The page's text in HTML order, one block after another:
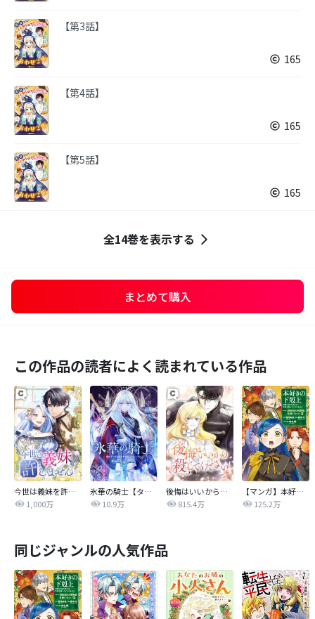
【第3話】
165
【第4話】
165
【第5話】
165
全14巻を表示する
まとめて購入
この作品の読者によく読まれている作品
今世は義妹を許しません
1,000万
氷華の騎士【タテヨミ】
10.9万
後悔はいいから殺してください
815.4万
【マンガ】本好きの下剋上 第四部
125.2万
同じジャンルの人気作品